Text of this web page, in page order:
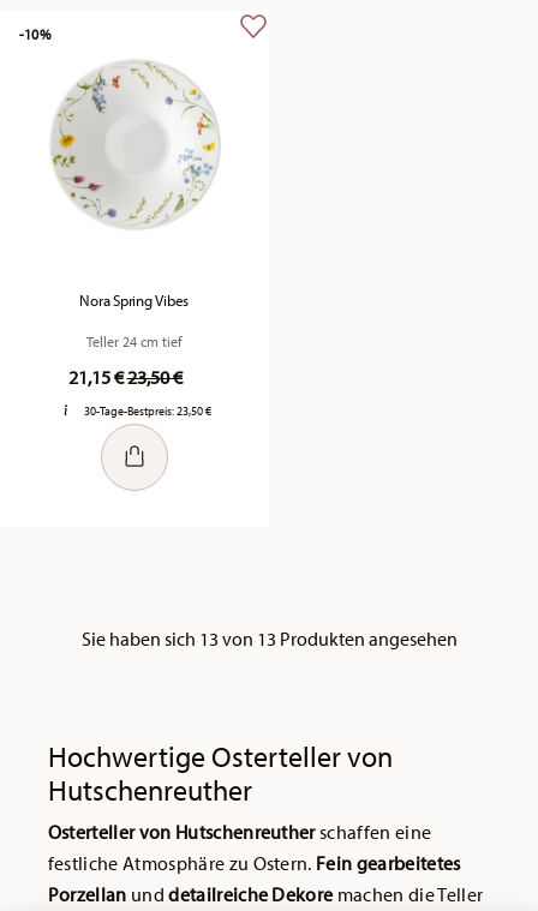
Nora Spring Vibes
Teller 24 cm tief
21,15 €Price reduced from
23,50 €to
30-Tage-Bestpreis:23,50 €
-10%
Sie haben sich 13 von 13 Produkten angesehen
Hochwertige Osterteller von
Hutschenreuther
Osterteller von Hutschenreutherschaffen eine
festliche Atmosphäre zu Ostern. Fein gearbeitetes
Porzellan unddetailreiche Dekore machen die Teller